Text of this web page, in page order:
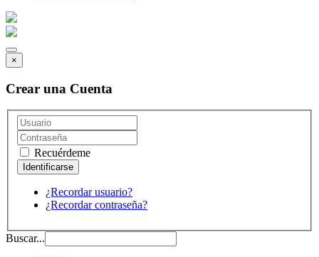
×
Crear una Cuenta
Recuérdeme
¿Recordar usuario?
¿Recordar contraseña?
Buscar...